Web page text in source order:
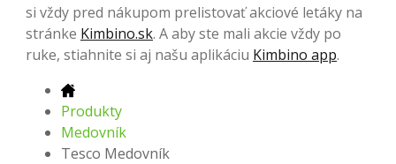
si vždy pred nákupom prelistovať akciové letáky na
stránke Kimbino.sk. A aby ste mali akcie vždy po
ruke, stiahnite si aj našu aplikáciu Kimbino app.
Produkty
Medovník
Tesco Medovník